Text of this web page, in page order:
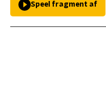
Speel fragment af